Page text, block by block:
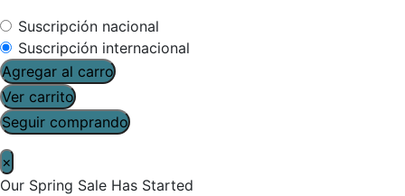
Suscripción nacional
Suscripción internacional
Agregar al carro
Ver carrito
Seguir comprando
×
Our Spring Sale Has Started